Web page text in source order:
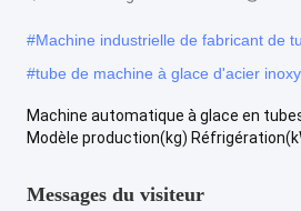
#Machine industrielle de fabricant de
#tube de machine à glace d'acier
Machine automatique à glace en
Modèle production(kg)
Messages du visiteur